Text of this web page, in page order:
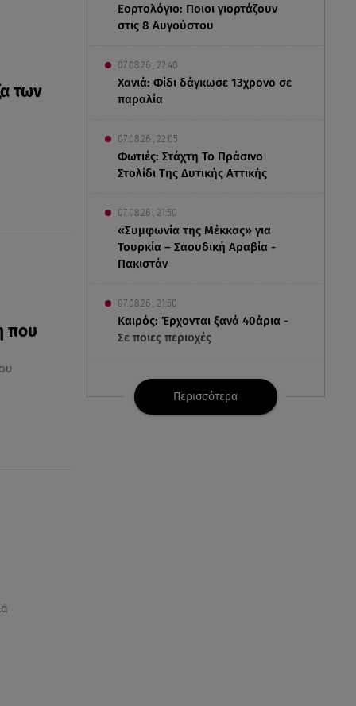
των
που
Εορτολόγιο: Ποιοι γιορτάζουν
στις 8 Αυγούστου
07.08.26 , 22:40
Χανιά: Φίδι δάγκωσε 13χρονο σε
παραλία
07.08.26 , 22:05
Φωτιές: Στάχτη Το Πράσινο
Στολίδι Της Δυτικής Αττικής
07.08.26 , 21:50
«Συμφωνία της Μέκκας» για
Τουρκία – Σαουδική Αραβία -
Πακιστάν
07.08.26 , 21:50
Καιρός: Έρχονται ξανά 40άρια -
Σε ποιες περιοχές
07.08.26 , 21:32
Κρήτη: Τουρίστας ρωτούσε
πόσο να πληρώσει για να
Περισσότερα